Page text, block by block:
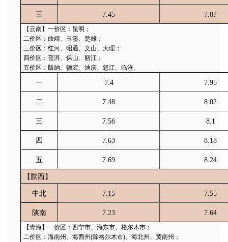
三 7.45 7.87
【云南】一价区：昆明；
二价区：曲靖、玉溪、楚雄；
三价区：红河、昭通、文山、大理；
四价区：普洱、保山、丽江；
五价区：版纳、德宏、迪庆、怒江、临沧。
一 7.4 7.95
二 7.48 8.02
三 7.56 8.1
四 7.63 8.18
五 7.69 8.24
【陕西】
中北 7.15 7.55
陕南 7.23 7.64
【青海】一价区：西宁市、海东市、格尔木市；
二价区：海南州、海西州(除格尔木市)、海北州、黄南州；